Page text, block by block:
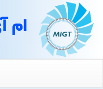
ام